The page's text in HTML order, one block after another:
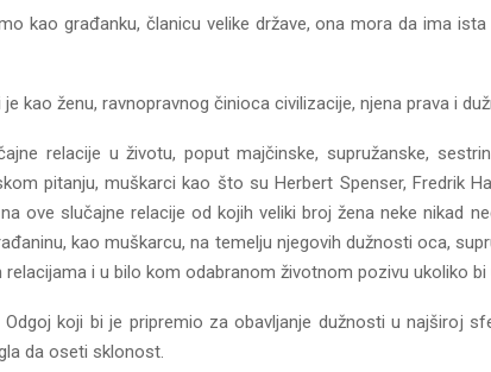
kao građanku, članicu velike države, ona mora da ima
kao ženu, ravnopravnog činioca civilizacije, njena prava i
relacije u životu, poput majčinske, supružanske,
pitanju, muškarci kao što su Herbert Spenser, Fredrik
ove slučajne relacije od kojih veliki broj žena neke nikad
kao muškarcu, na temelju njegovih dužnosti oca,
i u bilo kom odabranom životnom pozivu ukoliko
koji bi je pripremio za obavljanje dužnosti u najširoj
da oseti sklonost.